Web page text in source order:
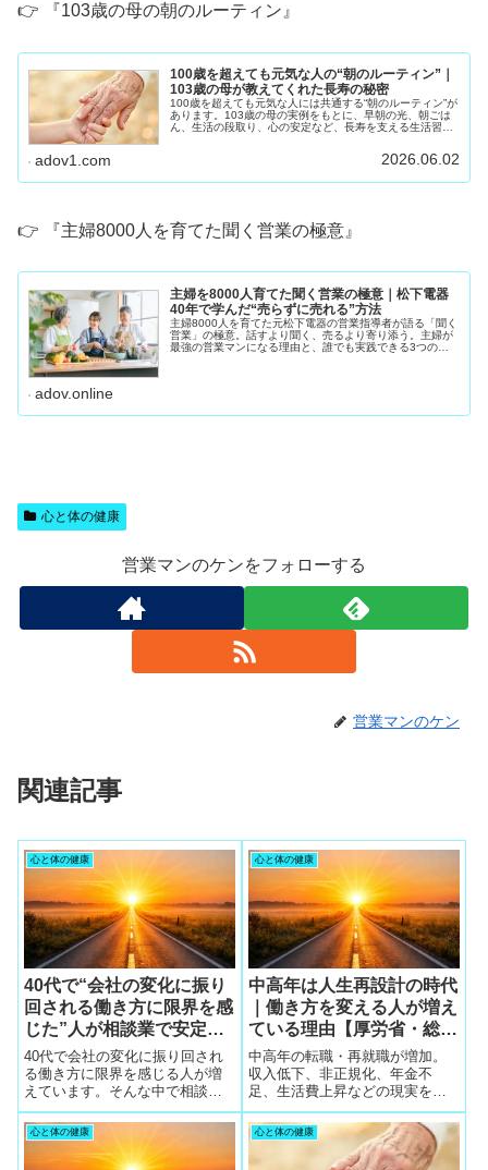
👉 『103歳の母の朝のルーティン』
100歳を超えても元気な人の“朝のルーティン”｜
103歳の母が教えてくれた長寿の秘密
100歳を超えても元気な人には共通する“朝のルーティン”が
あります。103歳の母の実例をもとに、早朝の光、朝ごは
ん、生活の段取り、心の安定など、長寿を支える生活習慣
adov1.com 2026.06.02
👉 『主婦8000人を育てた聞く営業の極意』
主婦を8000人育てた聞く営業の極意｜松下電器
40年で学んだ“売らずに売れる”方法
主婦8000人を育てた元松下電器の営業指導者が語る「聞く
営業」の極意。話すより聞く、売るより寄り添う。主婦が
最強の営業マンになる理由と、誰でも実践できる3つの聞
adov.online
心と体の健康
営業マンのケンをフォローする
営業マンのケン
関連記事
心と体の健康
40代で“会社の変化に振り
回される働き方に限界を感
じた”人が相談業で安定を
手に入れた理由
40代で会社の変化に振り回され
る働き方に限界を感じる人が増
えています。そんな中で相談業
が選ばれている理由と、キャリ
アコンサルタント資格が安定し
た働き方を作る武器になる理由
を解説します。
心と体の健康
中高年は人生再設計の時代
｜働き方を変える人が増え
ている理由【厚労省・総務
省データ】
中高年の転職・再就職が増加。
収入低下、非正規化、年金不
足、生活費上昇などの現実をも
とに、未来を守るために「5社同
時に無料相談して比較する」こ
とが合理的な理由を解説。
心と体の健康 心と体の健康